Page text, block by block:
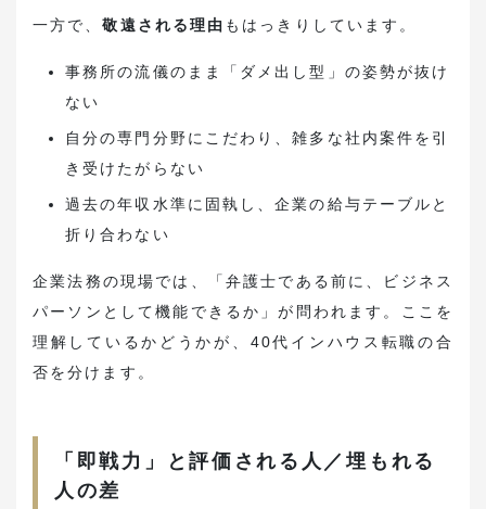
一方で、敬遠される理由 もはっきりしています。
事務所の流儀のまま「ダメ出し型」の姿勢が抜け
ない
自分の専門分野にこだわり、雑多な社内案件を引
き受けたがらない
過去の年収水準に固執し、企業の給与テーブルと
折り合わない
企業法務の現場では、「弁護士である前に、ビジネス
パーソンとして機能できるか」が問われます。ここを
理解しているかどうかが、40代インハウス転職の合
否を分けます。
「即戦力」と評価される人／埋もれる
人の差